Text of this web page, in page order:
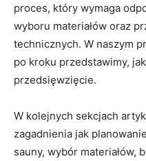
proces, który wymaga
wyboru materiałów oraz
technicznych. W naszym
po kroku przedstawimy,
przedsięwzięcie.
W kolejnych sekcjach
zagadnienia jak
sauny, wybór materiałów,